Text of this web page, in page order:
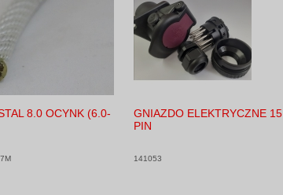
8.0 OCYNK (6.0-
GNIAZDO ELEKTRYCZNE 15
PIN
141053